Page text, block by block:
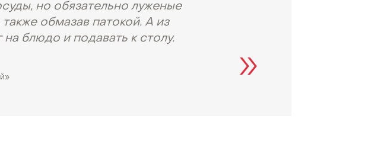
но обязательно луженые
обмазав патокой. А из
на блюдо и подавать к столу.